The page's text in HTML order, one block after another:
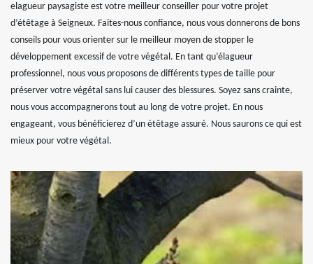
elagueur paysagiste est votre meilleur conseiller pour votre projet
d’étêtage à Seigneux. Faites-nous confiance, nous vous donnerons de bons
conseils pour vous orienter sur le meilleur moyen de stopper le
développement excessif de votre végétal. En tant qu’élagueur
professionnel, nous vous proposons de différents types de taille pour
préserver votre végétal sans lui causer des blessures. Soyez sans crainte,
nous vous accompagnerons tout au long de votre projet. En nous
engageant, vous bénéficierez d’un étêtage assuré. Nous saurons ce qui est
mieux pour votre végétal.